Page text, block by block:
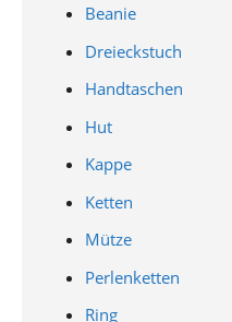
Beanie
Dreieckstuch
Handtaschen
Hut
Kappe
Ketten
Mütze
Perlenketten
Ring